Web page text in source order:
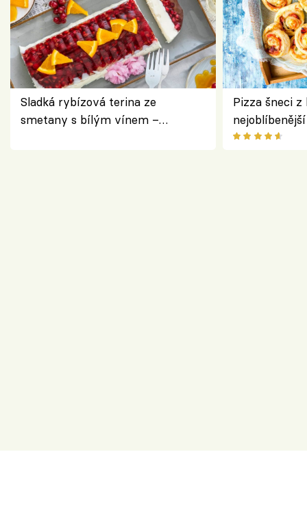
Sladká rybízová terina ze
smetany s bílým vínem –
Pizza šneci